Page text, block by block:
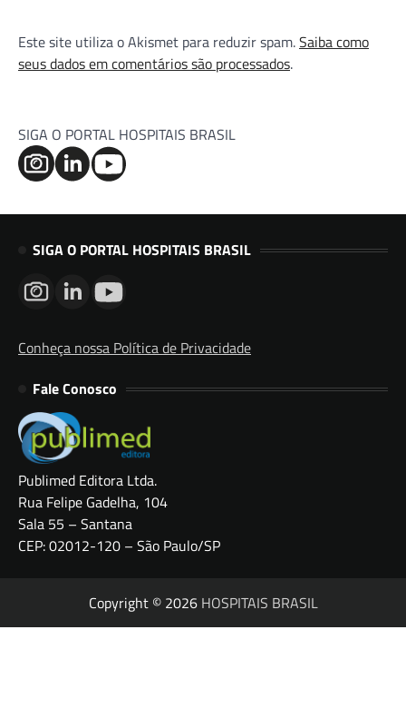
Este site utiliza o Akismet para reduzir spam.Saiba como
seus dados em comentários são processados.
SIGA O PORTAL HOSPITAIS BRASIL
SIGA O PORTAL HOSPITAIS BRASIL
Conheça nossa Política de Privacidade
Fale Conosco
Publimed Editora Ltda.
Rua Felipe Gadelha, 104
Sala 55 – Santana
CEP: 02012-120 – São Paulo/SP
Copyright © 2026 HOSPITAIS BRASIL